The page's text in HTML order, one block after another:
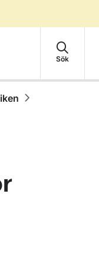
Sök